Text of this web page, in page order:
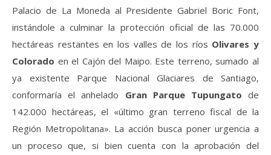
Palacio de La Moneda al Presidente Gabriel Boric Font,
instándole a culminar la protección oficial de las 70.000
hectáreas restantes en los valles de los ríos Olivares y
Colorado en el Cajón del Maipo. Este terreno, sumado al
ya existente Parque Nacional Glaciares de Santiago,
conformaría el anhelado Gran Parque Tupungato de
142.000 hectáreas, el «último gran terreno fiscal de la
Región Metropolitana». La acción busca poner urgencia a
un proceso que, si bien cuenta con la aprobación del